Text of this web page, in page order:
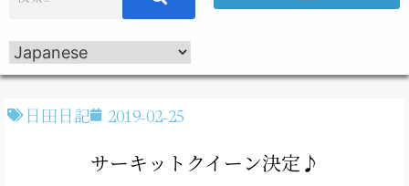
日田日記 2019-02-25
サーキットクイーン決定♪